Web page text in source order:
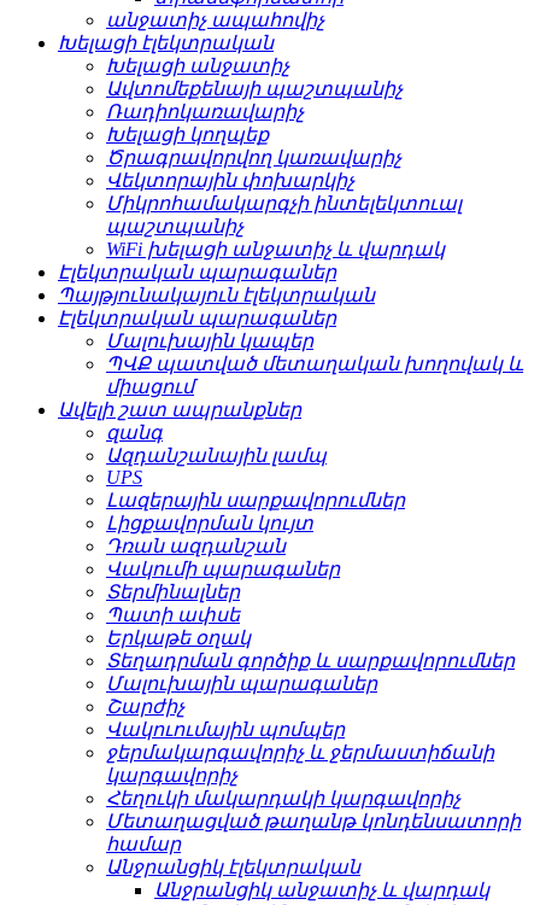
անջատիչ ապահովիչ
Խելացի էլեկտրական
Խելացի անջատիչ
Ավտոմեքենայի պաշտպանիչ
Ռադիոկառավարիչ
Խելացի կողպեք
Ծրագրավորվող կառավարիչ
Վեկտորային փոխարկիչ
Միկրոհամակարգչի ինտելեկտուալ
պաշտպանիչ
WiFi խելացի անջատիչ և վարդակ
Էլեկտրական պարագաներ
Պայթյունակայուն էլեկտրական
Էլեկտրական պարագաներ
Մալուխային կապեր
ՊՎՔ պատված մետաղական խողովակ և
միացում
Ավելի շատ ապրանքներ
զանգ
Ազդանշանային լամպ
UPS
Լազերային սարքավորումներ
Լիցքավորման կույտ
Դռան ազդանշան
Վակումի պարագաներ
Տերմինալներ
Պատի ափսե
Երկաթե օղակ
Տեղադրման գործիք և սարքավորումներ
Մալուխային պարագաներ
Շարժիչ
Վակուումային պոմպեր
ջերմակարգավորիչ և ջերմաստիճանի
կարգավորիչ
Հեղուկի մակարդակի կարգավորիչ
Մետաղացված թաղանթ կոնդենսատորի
համար
Անջրանցիկ էլեկտրական
Անջրանցիկ անջատիչ և վարդակ